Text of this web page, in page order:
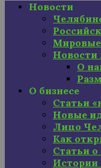
Новости
Мировые
Новости
О
О бизнесе
Статьи
Новые
Лицо
Как
Статьи о
Истории